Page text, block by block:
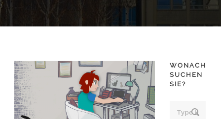
WONACH
SUCHEN
SIE?